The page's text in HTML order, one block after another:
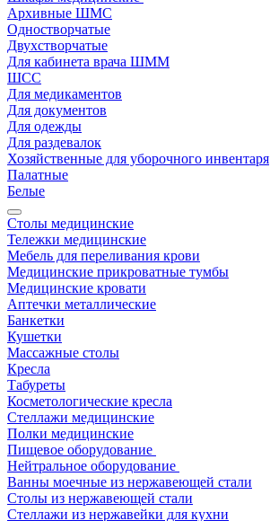
Архивные ШМС
Одностворчатые
Двухстворчатые
Для кабинета врача ШММ
ШСС
Для медикаментов
Для документов
Для одежды
Для раздевалок
Хозяйственные для уборочного инвентаря
Палатные
Белые
Столы медицинские
Тележки медицинские
Мебель для переливания крови
Медицинские прикроватные тумбы
Медицинские кровати
Аптечки металлические
Банкетки
Кушетки
Массажные столы
Кресла
Табуреты
Косметологические кресла
Стеллажи медицинские
Полки медицинские
Пищевое оборудование
Нейтральное оборудование
Ванны моечные из нержавеющей стали
Столы из нержавеющей стали
Стеллажи из нержавейки для кухни